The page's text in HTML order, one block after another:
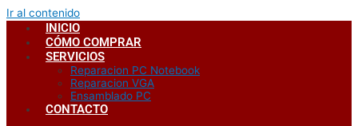
Ir al contenido
INICIO
CÓMO COMPRAR
SERVICIOS
Reparacion PC Notebook
Reparacion VGA
Ensamblado PC
CONTACTO